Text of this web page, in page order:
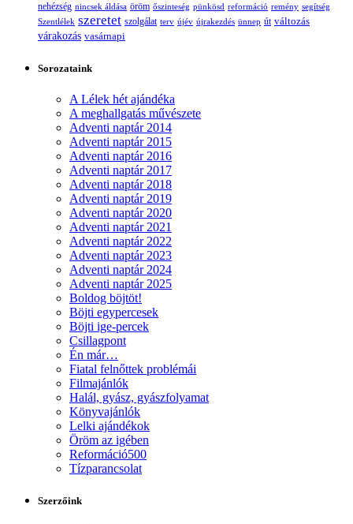
nehézség nincsek áldása öröm őszinteség pünkösd reformáció remény segítség
Szentlélek szeretet szolgálat terv újév újrakezdés ünnep út változás
várakozás vasárnapi
Sorozataink
A Lélek hét ajándéka
A meghallgatás művészete
Adventi naptár 2014
Adventi naptár 2015
Adventi naptár 2016
Adventi naptár 2017
Adventi naptár 2018
Adventi naptár 2019
Adventi naptár 2020
Adventi naptár 2021
Adventi naptár 2022
Adventi naptár 2023
Adventi naptár 2024
Adventi naptár 2025
Boldog böjtöt!
Böjti egypercesek
Böjti ige-percek
Csillagpont
Én már…
Fiatal felnőttek problémái
Filmajánlók
Halál, gyász, gyászfolyamat
Könyvajánlók
Lelki ajándékok
Öröm az igében
Reformáció500
Tízparancsolat
Szerzőink